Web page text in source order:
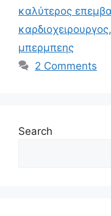
καλύτερος
καρδιοχειρουργος,
μπερμπεης
2 Comments
Search